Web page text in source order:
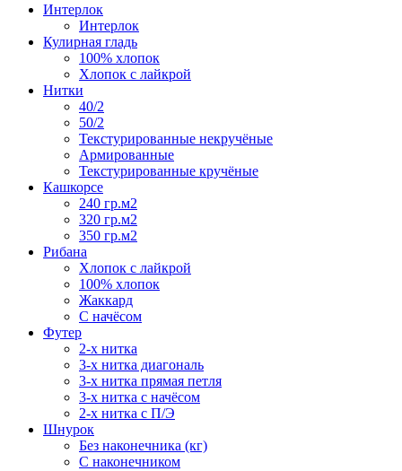
Интерлок
Интерлок
Кулирная гладь
100% хлопок
Хлопок с лайкрой
Нитки
40/2
50/2
Текстурированные некручёные
Армированные
Текстурированные кручёные
Кашкорсе
240 гр.м2
320 гр.м2
350 гр.м2
Рибана
Хлопок с лайкрой
100% хлопок
Жаккард
С начёсом
Футер
2-х нитка
3-х нитка диагональ
3-х нитка прямая петля
3-х нитка с начёсом
2-х нитка с П/Э
Шнурок
Без наконечника (кг)
С наконечником